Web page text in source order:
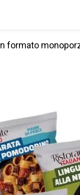
formato